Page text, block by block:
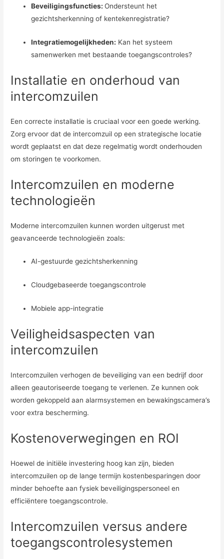
Beveiligingsfuncties: Ondersteunt het
gezichtsherkenning of kentekenregistratie?
Integratiemogelijkheden: Kan het systeem
samenwerken met bestaande toegangscontroles?
Installatie en onderhoud van
intercomzuilen
Een correcte installatie is cruciaal voor een goede werking.
Zorg ervoor dat de intercomzuil op een strategische locatie
wordt geplaatst en dat deze regelmatig wordt onderhouden
om storingen te voorkomen.
Intercomzuilen en moderne
technologieën
Moderne intercomzuilen kunnen worden uitgerust met
geavanceerde technologieën zoals:
AI-gestuurde gezichtsherkenning
Cloudgebaseerde toegangscontrole
Mobiele app-integratie
Veiligheidsaspecten van
intercomzuilen
Intercomzuilen verhogen de beveiliging van een bedrijf door
alleen geautoriseerde toegang te verlenen. Ze kunnen ook
worden gekoppeld aan alarmsystemen en bewakingscamera’s
voor extra bescherming.
Kostenoverwegingen en ROI
Hoewel de initiële investering hoog kan zijn, bieden
intercomzuilen op de lange termijn kostenbesparingen door
minder behoefte aan fysiek beveiligingspersoneel en
efficiëntere toegangscontrole.
Intercomzuilen versus andere
toegangscontrolesystemen